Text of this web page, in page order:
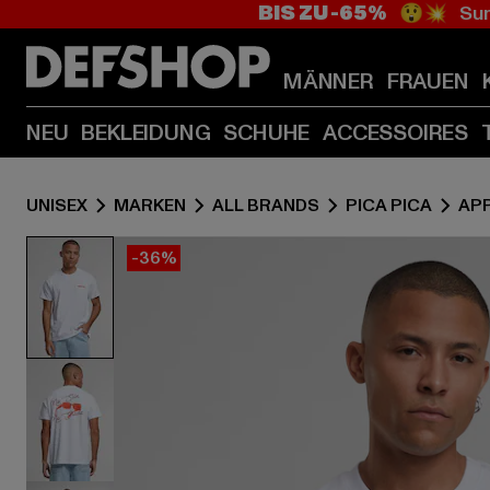
BIS ZU -65% 😲💥
MÄNNER FRAUEN
NEU BEKLEIDUNG SCHUHE ACCESSOIRES
UNISEX MARKEN ALL BRANDS PICA PICA
-36%